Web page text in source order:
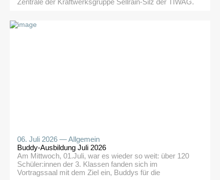
Zentrale der Kraftwerksgruppe Sellrain-Silz der TIWAG.
Geschichte und Funktionsweise des
06. Juli 2026 —Allgemein
Buddy-Ausbildung Juli 2026
Am Mittwoch, 01.Juli, war es wieder so weit: über 120
Schüler:innen der 3. Klassen fanden sich im
Vortragssaal mit dem Ziel ein, Buddys für die